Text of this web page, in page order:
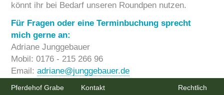
könnt ihr bei Bedarf unseren Roundpen nutzen.
Für Fragen oder eine Terminbuchung sprecht
mich gerne an:
Adriane Junggebauer
Mobil: 0176 - 215 266 96
Email:adriane@junggebauer.de
Pferdehof Grabe Kontakt Rechtlich